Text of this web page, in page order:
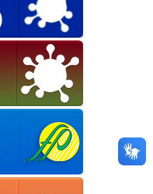
European Commission |